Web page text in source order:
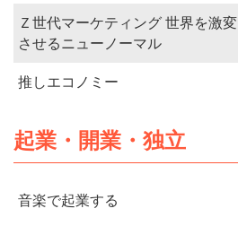
Ｚ世代マーケティング 世界を激変
させるニューノーマル
推しエコノミー
起業・開業・独立
音楽で起業する